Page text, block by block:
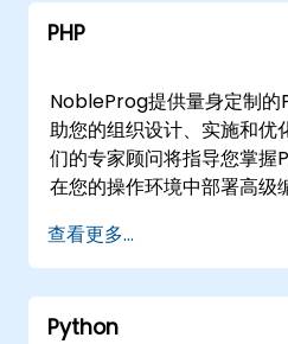
务还涵盖相关技术（如
组织能够有效建模和模拟复
求。这包括通过安全的远程
咨询会议，或在您所在地
行的现场咨询。与
能力，推动数据驱动的决策
PHP
NobleProg提供量身定制的
助您的组织设计、实施和
们的专家顾问将指导您掌握
在您的操作环境中部署高级
程实时咨询，也可以进行线
直接在的客户场所进行，
询中心进行。 无论您是现
解决方案，NobleProg——您
查看更多...
Python